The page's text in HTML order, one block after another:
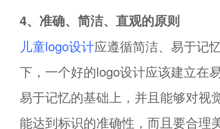
4、准确、简洁、直观的原则
儿童logo设计应遵循简洁、易于记
下，一个好的logo设计应该建立在
易于记忆的基础上，并且能够对视
能达到标识的准确性，而且要合理